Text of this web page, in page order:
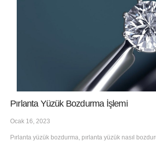
Pırlanta Yüzük Bozdurma İşlemi
Ocak 16, 2023
Pırlanta yüzük bozdurma, pırlanta yüzük nasıl